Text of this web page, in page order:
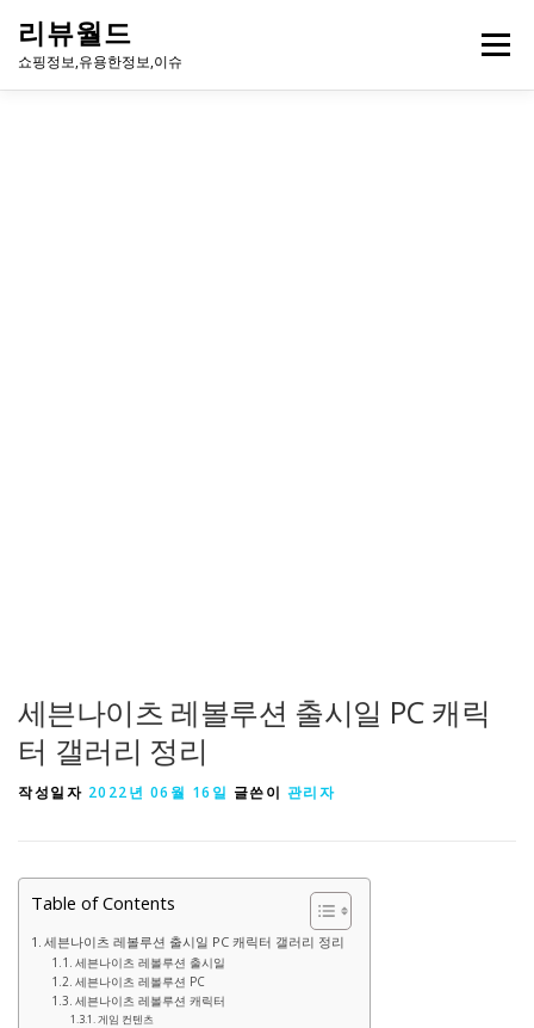
리뷰월드
쇼핑정보,유용한정보,이슈
메뉴
세븐나이츠 레볼루션 출시일 PC 캐릭
터 갤러리 정리
작성일자 2022년 06월 16일 글쓴이 관리자
Table of Contents
세븐나이츠 레볼루션 출시일 PC 캐릭터 갤러리 정리
세븐나이츠 레볼루션 출시일
세븐나이츠 레볼루션 PC
세븐나이츠 레볼루션 캐릭터
게임 컨텐츠